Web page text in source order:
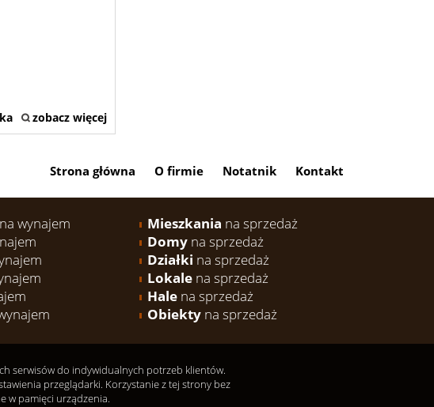
zobacz więcej
Strona główna O firmie Notatnik Kontakt
na wynajem
Mieszkania na sprzedaż
Domy na sprzedaż
Działki na sprzedaż
Lokale na sprzedaż
Hale na sprzedaż
Obiekty na sprzedaż
serwisów do indywidualnych potrzeb klientów.
przeglądarki. Korzystanie z tej strony bez
w pamięci urządzenia.